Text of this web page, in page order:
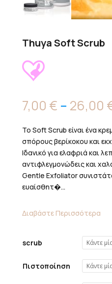
Thuya Soft Scrub
7,00 € – 26,00
Το Soft Scrub είναι ένα
σπόρους βερίκοκου και
Ιδανικό για ελαφριά και
αντιφλεγμονώδεις και
Gentle Exfoliator
ευαίσθητ�...
Διαβάστε Περισσότερα
scrub
Πιστοποίηση